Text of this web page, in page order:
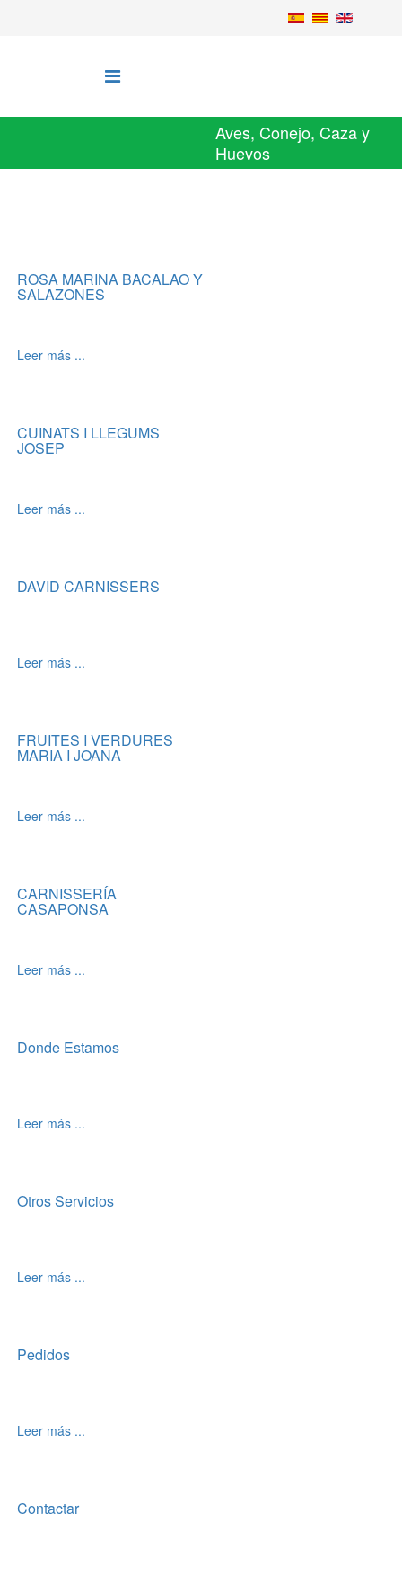
Aves, Conejo, Caza y
Huevos
ROSA MARINA BACALAO Y
SALAZONES
Leer más ...
CUINATS I LLEGUMS
JOSEP
Leer más ...
DAVID CARNISSERS
Leer más ...
FRUITES I VERDURES
MARIA I JOANA
Leer más ...
CARNISSERÍA
CASAPONSA
Leer más ...
Donde Estamos
Leer más ...
Otros Servicios
Leer más ...
Pedidos
Leer más ...
Contactar